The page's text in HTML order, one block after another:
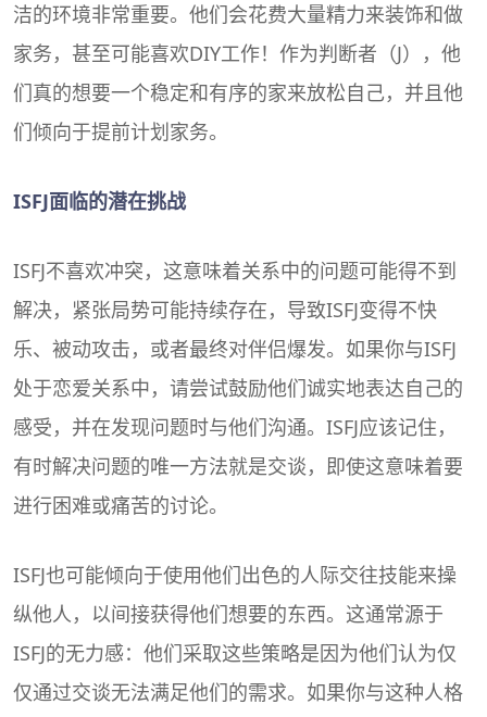
洁的环境非常重要。他们会花费大量精力来装饰和做
家务，甚至可能喜欢DIY工作！作为判断者（J），他
们真的想要一个稳定和有序的家来放松自己，并且他
们倾向于提前计划家务。
ISFJ面临的潜在挑战
ISFJ不喜欢冲突，这意味着关系中的问题可能得不到
解决，紧张局势可能持续存在，导致ISFJ变得不快
乐、被动攻击，或者最终对伴侣爆发。如果你与ISFJ
处于恋爱关系中，请尝试鼓励他们诚实地表达自己的
感受，并在发现问题时与他们沟通。ISFJ应该记住，
有时解决问题的唯一方法就是交谈，即使这意味着要
进行困难或痛苦的讨论。
ISFJ也可能倾向于使用他们出色的人际交往技能来操
纵他人，以间接获得他们想要的东西。这通常源于
ISFJ的无力感：他们采取这些策略是因为他们认为仅
仅通过交谈无法满足他们的需求。如果你与这种人格